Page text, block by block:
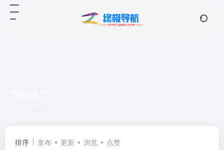
排序 发布 更新 浏览 点赞